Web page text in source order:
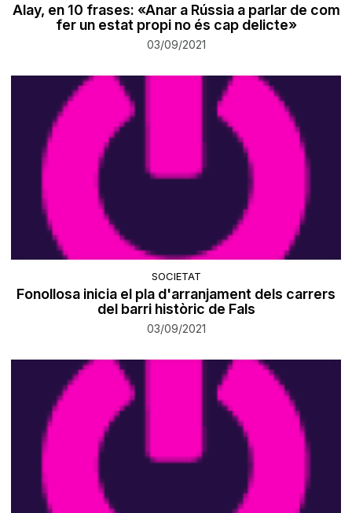
Alay, en 10 frases: «Anar a Rússia a parlar de com
fer un estat propi no és cap delicte»
03/09/2021
SOCIETAT
Fonollosa inicia el pla d'arranjament dels carrers
del barri històric de Fals
03/09/2021